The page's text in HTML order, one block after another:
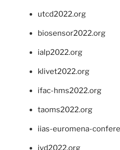
utcd2022.org
biosensor2022.org
ialp2022.org
klivet2022.org
ifac-hms2022.org
taoms2022.org
iias-euromena-
ivd2022.org